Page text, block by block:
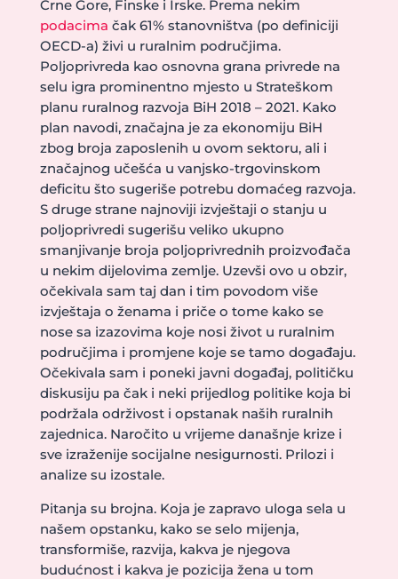
Crne Gore, Finske i Irske. Prema nekim
podacima čak 61% stanovništva (po definiciji
OECD-a) živi u ruralnim područjima.
Poljoprivreda kao osnovna grana privrede na
selu igra prominentno mjesto u Strateškom
planu ruralnog razvoja BiH 2018 – 2021. Kako
plan navodi, značajna je za ekonomiju BiH
zbog broja zaposlenih u ovom sektoru, ali i
značajnog učešća u vanjsko-trgovinskom
deficitu što sugeriše potrebu domaćeg razvoja.
S druge strane najnoviji izvještaji o stanju u
poljoprivredi sugerišu veliko ukupno
smanjivanje broja poljoprivrednih proizvođača
u nekim dijelovima zemlje. Uzevši ovo u obzir,
očekivala sam taj dan i tim povodom više
izvještaja o ženama i priče o tome kako se
nose sa izazovima koje nosi život u ruralnim
područjima i promjene koje se tamo događaju.
Očekivala sam i poneki javni događaj, političku
diskusiju pa čak i neki prijedlog politike koja bi
podržala održivost i opstanak naših ruralnih
zajednica. Naročito u vrijeme današnje krize i
sve izraženije socijalne nesigurnosti. Prilozi i
analize su izostale.
Pitanja su brojna. Koja je zapravo uloga sela u
našem opstanku, kako se selo mijenja,
transformiše, razvija, kakva je njegova
budućnost i kakva je pozicija žena u tom